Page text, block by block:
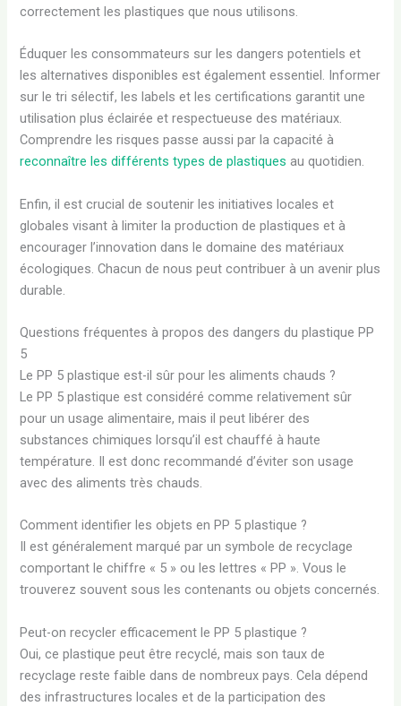
correctement les plastiques que nous utilisons.
Éduquer les consommateurs sur les dangers potentiels et
les alternatives disponibles est également essentiel. Informer
sur le tri sélectif, les labels et les certifications garantit une
utilisation plus éclairée et respectueuse des matériaux.
Comprendre les risques passe aussi par la capacité à
reconnaître les différents types de plastiques au quotidien.
Enfin, il est crucial de soutenir les initiatives locales et
globales visant à limiter la production de plastiques et à
encourager l’innovation dans le domaine des matériaux
écologiques. Chacun de nous peut contribuer à un avenir plus
durable.
Questions fréquentes à propos des dangers du plastique PP
5
Le PP 5 plastique est-il sûr pour les aliments chauds ?
Le PP 5 plastique est considéré comme relativement sûr
pour un usage alimentaire, mais il peut libérer des
substances chimiques lorsqu’il est chauffé à haute
température. Il est donc recommandé d’éviter son usage
avec des aliments très chauds.
Comment identifier les objets en PP 5 plastique ?
Il est généralement marqué par un symbole de recyclage
comportant le chiffre « 5 » ou les lettres « PP ». Vous le
trouverez souvent sous les contenants ou objets concernés.
Peut-on recycler efficacement le PP 5 plastique ?
Oui, ce plastique peut être recyclé, mais son taux de
recyclage reste faible dans de nombreux pays. Cela dépend
des infrastructures locales et de la participation des